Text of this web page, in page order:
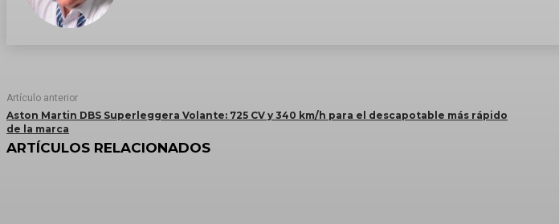
Artículo anterior
Aston Martin DBS Superleggera Volante: 725 CV y 340 km/h para el descapotable más rápido
de la marca
ARTÍCULOS RELACIONADOS